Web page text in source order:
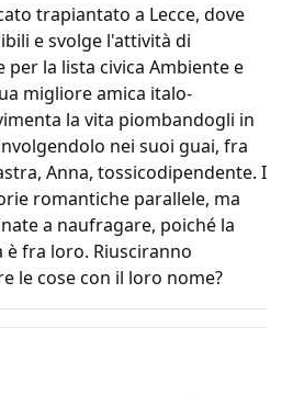
trapiantato a Lecce, dove
e svolge l'attività di
la lista civica Ambiente e
migliore amica italo-
la vita piombandogli in
nei suoi guai, fra
Anna, tossicodipendente. I
romantiche parallele, ma
a naufragare, poiché la
fra loro. Riusciranno
le cose con il loro nome?